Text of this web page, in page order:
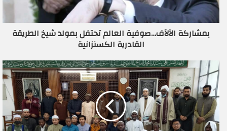
ك
وبمشاركة الآلآف…صوفية العالم تحتفل بمولد شيخ الطريقة
القادرية الكسنزانية